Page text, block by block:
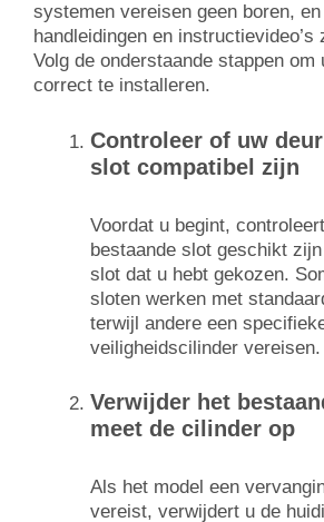
systemen vereisen geen boren,
handleidingen en instructievideo’s
Volg de onderstaande stappen
correct te installeren.
Controleer of uw
slot compatibel zijn
Voordat u begint,
bestaande slot geschikt
slot dat u hebt gekozen.
sloten werken met
terwijl andere een
veiligheidscilinder vereisen.
Verwijder het
meet de cilinder op
Als het model een
vereist, verwijdert u de